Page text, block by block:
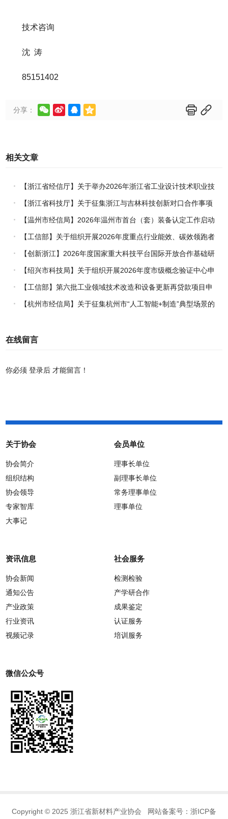
技术咨询
沈 涛
85151402
分享：      
相关文章
【浙江省经信厅】关于举办2026年浙江省工业设计技术职业技
能竞赛的通知
【浙江省科技厅】关于征集浙江与吉林科技创新对口合作事项
的通知【温州市经信局】2026年温州市首台（套）装备认定工作启动
【工信部】关于组织开展2026年度重点行业能效、碳效领跑者
企业推荐工作的通知
【创新浙江】2026年度国家重大科技平台国际开放合作基础研
究专项（试点）项目指南
【绍兴市科技局】关于组织开展2026年度市级概念验证中心申
报工作的通知
【工信部】第六批工业领域技术改造和设备更新再贷款项目申
报工作启动
【杭州市经信局】关于征集杭州市“人工智能+制造”典型场景的
在线留言
你必须登录后 才能留言！
关于协会
协会简介
组织结构
协会领导
专家智库
大事记
会员单位
理事长单位
副理事长单位
常务理事单位
理事单位
资讯信息
协会新闻
通知公告
产业政策
行业资讯
视频记录
社会服务
检测检验
产学研合作
成果鉴定
认证服务
培训服务
微信公众号
Copyright © 2025 浙江省新材料产业协会 网站备案号： 浙ICP备